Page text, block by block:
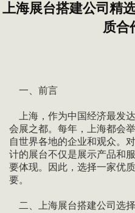
上海展台搭建公司精
质合
一、前言
上海，作为中国经济最发
会展之都。每年，上海都会
自世界各地的企业和观众。
计的展台不仅是展示产品和
要体现。因此，选择一家优
要。
二、上海展台搭建公司选